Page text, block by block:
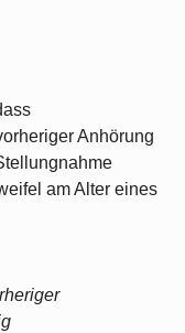
Anhörung
am Alter eines